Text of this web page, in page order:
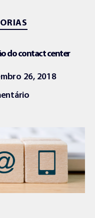
do contact center
26, 2018